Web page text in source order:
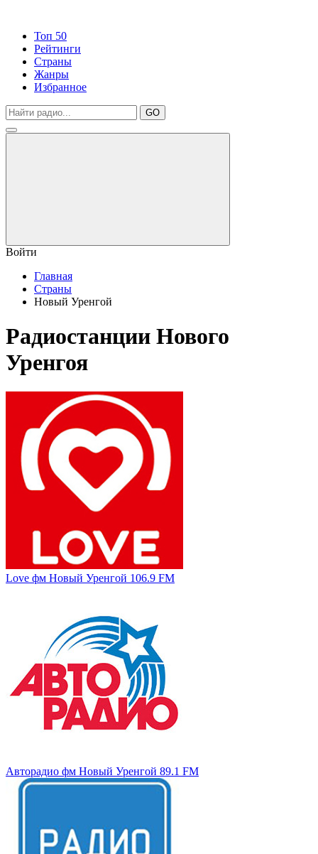
Топ 50
Рейтинги
Страны
Жанры
Избранное
GO
Войти
Главная
Страны
Новый Уренгой
Радиостанции Нового
Уренгоя
Love фм Новый Уренгой 106.9 FM
Авторадио фм Новый Уренгой 89.1 FM